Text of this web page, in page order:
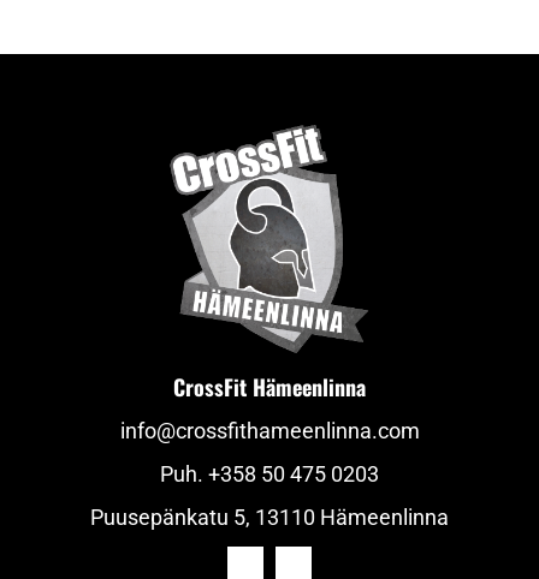
CrossFit Hämeenlinna
info@crossfithameenlinna.com
Puh. +358 50 475 0203
Puusepänkatu 5, 13110 Hämeenlinna